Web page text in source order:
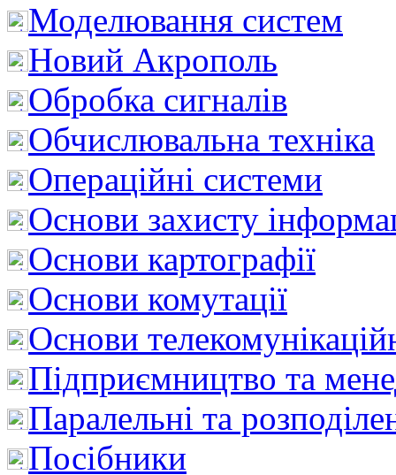
Моделювання систем
Новий Акрополь
Обробка сигналів
Обчислювальна техніка
Операційні системи
Основи захисту
Основи картографії
Основи комутації
Основи
Підприємництво та
Паралельні та
Посібники